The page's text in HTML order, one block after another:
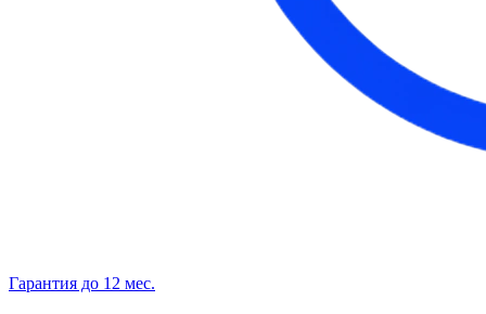
Гарантия до 12 мес.